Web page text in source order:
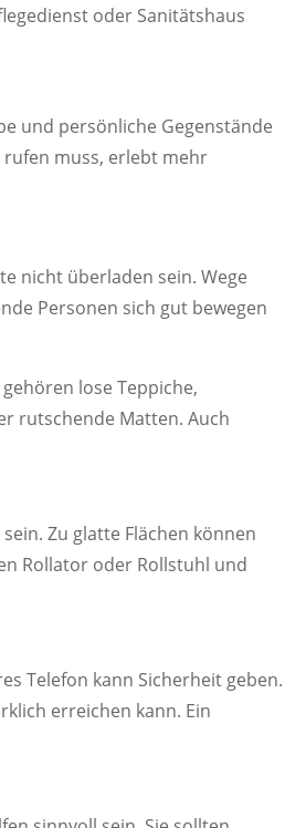
oder Sanitätshaus
und persönliche Gegenstände
muss, erlebt mehr
nicht überladen sein. Wege
Personen sich gut bewegen
lose Teppiche,
rutschende Matten. Auch
Zu glatte Flächen können
Rollator oder Rollstuhl und
Telefon kann Sicherheit geben.
erreichen kann. Ein